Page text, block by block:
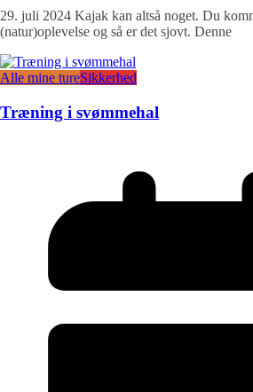
29. juli 2024 Kajak kan altså noget. Du
(natur)oplevelse og så er det sjovt. Denne
Alle mine tureSikkerhed
Træning i svømmehal